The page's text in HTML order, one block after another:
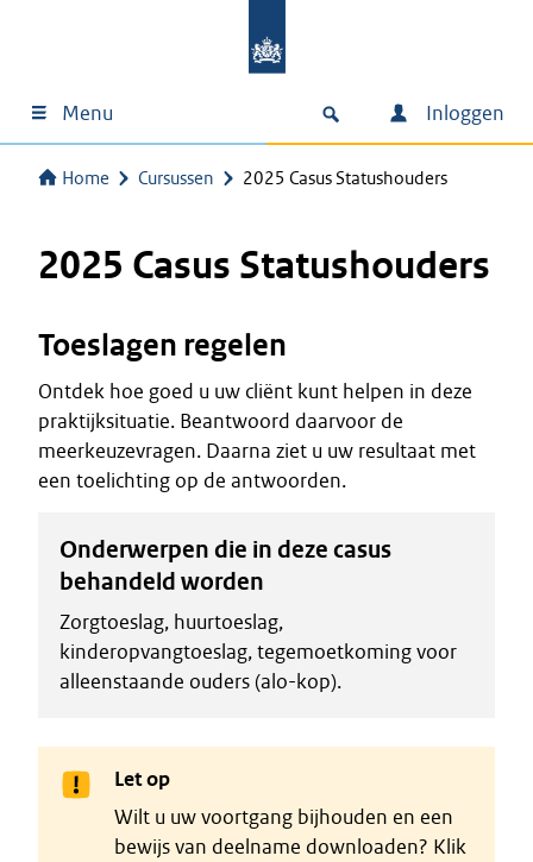
Menu Inloggen
Home Cursussen 2025 Casus Statushouders
2025 Casus Statushouders
Toeslagen regelen
Ontdek hoe goed u uw cliënt kunt helpen in deze
praktijksituatie. Beantwoord daarvoor de
meerkeuzevragen. Daarna ziet u uw resultaat met
een toelichting op de antwoorden.
Onderwerpen die in deze casus
behandeld worden
Zorgtoeslag, huurtoeslag,
kinderopvangtoeslag, tegemoetkoming voor
alleenstaande ouders (alo-kop).
Let op
Wilt u uw voortgang bijhouden en een
bewijs van deelname downloaden? Klik